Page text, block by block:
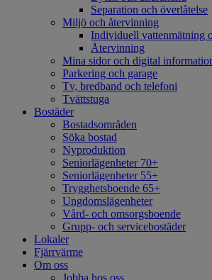
Separation och överlåtelse
Miljö och återvinning
Individuell vattenmätning
Återvinning
Mina sidor och digital
Parkering och garage
Tv, bredband och telefoni
Tvättstuga
Bostäder
Bostadsområden
Söka bostad
Nyproduktion
Seniorlägenheter 70+
Seniorlägenheter 55+
Trygghetsboende 65+
Ungdomslägenheter
Vård- och omsorgsboende
Grupp- och servicebostäder
Lokaler
Fjärrvärme
Om oss
Jobba hos oss